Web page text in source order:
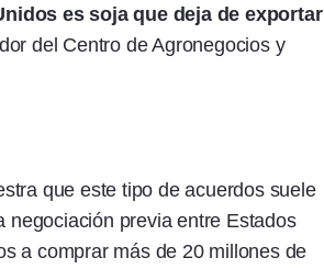
es soja que deja de exportar
del Centro de Agronegocios y
que este tipo de acuerdos suele
negociación previa entre Estados
a comprar más de 20 millones de